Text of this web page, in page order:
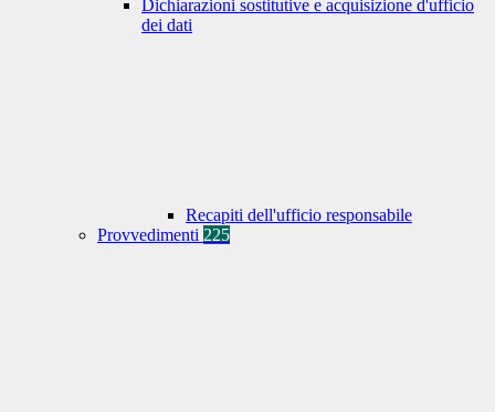
Dichiarazioni sostitutive e acquisizione d'ufficio
dei dati
Recapiti dell'ufficio responsabile
Provvedimenti 225